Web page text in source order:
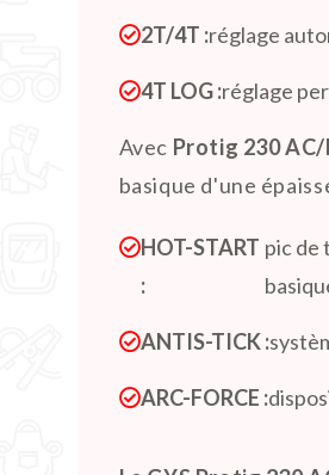
2T/4T :réglage
4T LOG :réglage
Avec Protig 230 AC/
basique d'une
HOT-START
:
pic de
ANTIS-TICK :
ARC-FORCE :